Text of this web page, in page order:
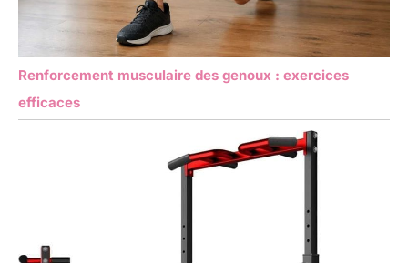
Renforcement musculaire des genoux : exercices
efficaces